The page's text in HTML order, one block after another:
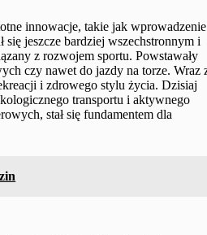
innowacje, takie jak wprowadzenie
jeszcze bardziej wszechstronnym i
z rozwojem sportu. Powstawały
czy nawet do jazdy na torze. Wraz
i zdrowego stylu życia. Dzisiaj
transportu i aktywnego
stał się fundamentem dla